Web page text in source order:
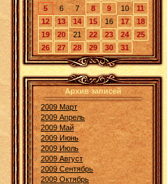
5
6 7 8 9 10
11
12
13 14 15 16 17
18
19
20 21 22 23 24
25
26
27 28 29 30 31
Архив записей
2009 Март
2009 Апрель
2009 Май
2009 Июнь
2009 Июль
2009 Август
2009 Сентябрь
2009 Октябрь